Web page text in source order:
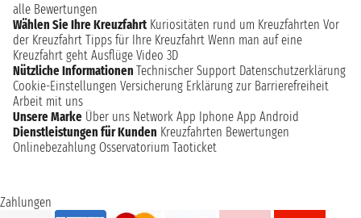
alle Bewertungen
Wählen Sie Ihre Kreuzfahrt Kuriositäten rund um Kreuzfahrten Vor
der Kreuzfahrt Tipps für Ihre Kreuzfahrt Wenn man auf eine
Kreuzfahrt geht Ausflüge Video 3D
Nützliche Informationen Technischer Support Datenschutzerklärung
Cookie-Einstellungen Versicherung Erklärung zur Barrierefreiheit
Arbeit mit uns
Unsere Marke Über uns Network App Iphone App Android
Dienstleistungen für Kunden Kreuzfahrten Bewertungen
Onlinebezahlung Osservatorium Taoticket
Zahlungen